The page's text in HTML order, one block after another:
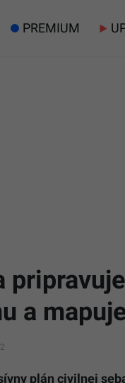
PREMIUM
a
plán civilnej